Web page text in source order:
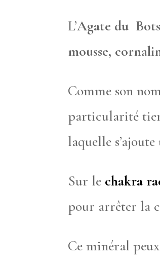
L’Agate du
mousse,
Comme son
particularité
laquelle
Sur le chakra
pour arrêter la
Ce minéral